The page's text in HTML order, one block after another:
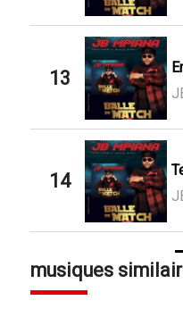
13
14
musiques